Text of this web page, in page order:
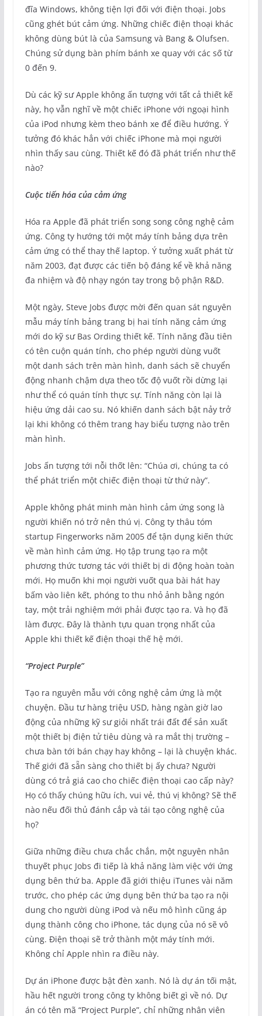
đĩa Windows, không tiện lợi đối với điện thoại. Jobs
cũng ghét bút cảm ứng. Những chiếc điện thoại khác
không dùng bút là của Samsung và Bang & Olufsen.
Chúng sử dụng bàn phím bánh xe quay với các số từ
0 đến 9.
Dù các kỹ sư Apple không ấn tượng với tất cả thiết kế
này, họ vẫn nghĩ về một chiếc iPhone với ngoại hình
của iPod nhưng kèm theo bánh xe để điều hướng. Ý
tưởng đó khác hẳn với chiếc iPhone mà mọi người
nhìn thấy sau cùng. Thiết kế đó đã phát triển như thế
nào?
Cuộc tiến hóa của cảm ứng
Hóa ra Apple đã phát triển song song công nghệ cảm
ứng. Công ty hướng tới một máy tính bảng dựa trên
cảm ứng có thể thay thế laptop. Ý tưởng xuất phát từ
năm 2003, đạt được các tiến bộ đáng kể về khả năng
đa nhiệm và độ nhạy ngón tay trong bộ phận R&D.
Một ngày, Steve Jobs được mời đến quan sát nguyên
mẫu máy tính bảng trang bị hai tính năng cảm ứng
mới do kỹ sư Bas Ording thiết kế. Tính năng đầu tiên
có tên cuộn quán tính, cho phép người dùng vuốt
một danh sách trên màn hình, danh sách sẽ chuyển
động nhanh chậm dựa theo tốc độ vuốt rồi dừng lại
như thể có quán tính thực sự. Tính năng còn lại là
hiệu ứng dải cao su. Nó khiến danh sách bật nảy trở
lại khi không có thêm trang hay biểu tượng nào trên
màn hình.
Jobs ấn tượng tới nỗi thốt lên: “Chúa ơi, chúng ta có
thể phát triển một chiếc điện thoại từ thứ này”.
Apple không phát minh màn hình cảm ứng song là
người khiến nó trở nên thú vị. Công ty thâu tóm
startup Fingerworks năm 2005 để tận dụng kiến thức
về màn hình cảm ứng. Họ tập trung tạo ra một
phương thức tương tác với thiết bị di động hoàn toàn
mới. Họ muốn khi mọi người vuốt qua bài hát hay
bấm vào liên kết, phóng to thu nhỏ ảnh bằng ngón
tay, một trải nghiệm mới phải được tạo ra. Và họ đã
làm được. Đây là thành tựu quan trọng nhất của
Apple khi thiết kế điện thoại thế hệ mới.
“Project Purple”
Tạo ra nguyên mẫu với công nghệ cảm ứng là một
chuyện. Đầu tư hàng triệu USD, hàng ngàn giờ lao
động của những kỹ sư giỏi nhất trái đất để sản xuất
một thiết bị điện tử tiêu dùng và ra mắt thị trường –
chưa bàn tới bán chạy hay không – lại là chuyện khác.
Thế giới đã sẵn sàng cho thiết bị ấy chưa? Người
dùng có trả giá cao cho chiếc điện thoại cao cấp này?
Họ có thấy chúng hữu ích, vui vẻ, thú vị không? Sẽ thế
nào nếu đối thủ đánh cắp và tái tạo công nghệ của
họ?
Giữa những điều chưa chắc chắn, một nguyên nhân
thuyết phục Jobs đi tiếp là khả năng làm việc với ứng
dụng bên thứ ba. Apple đã giới thiệu iTunes vài năm
trước, cho phép các ứng dụng bên thứ ba tạo ra nội
dung cho người dùng iPod và nếu mô hình cũng áp
dụng thành công cho iPhone, tác dụng của nó sẽ vô
cùng. Điện thoại sẽ trở thành một máy tính mới.
Không chỉ Apple nhìn ra điều này.
Dự án iPhone được bật đèn xanh. Nó là dự án tối mật,
hầu hết người trong công ty không biết gì về nó. Dự
án có tên mã “Project Purple”, chỉ những nhân viên